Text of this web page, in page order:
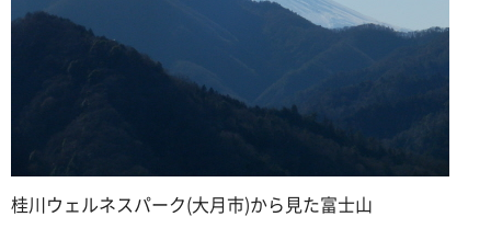
桂川ウェルネスパーク(大月市)から見た富士山